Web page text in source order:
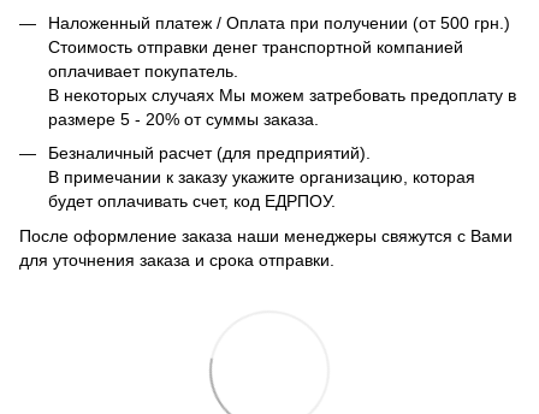
Наложенный платеж / Оплата при получении (от 500 грн.)
Стоимость отправки денег транспортной компанией
оплачивает покупатель.
В некоторых случаях Мы можем затребовать предоплату в
размере 5 - 20% от суммы заказа.
Безналичный расчет (для предприятий).
В примечании к заказу укажите организацию, которая
будет оплачивать счет, код ЕДРПОУ.
После оформление заказа наши менеджеры свяжутся с Вами
для уточнения заказа и срока отправки.